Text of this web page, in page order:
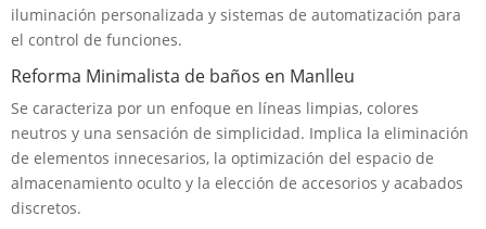
iluminación personalizada y sistemas de automatización para
el control de funciones.
Reforma Minimalista de baños en Manlleu
Se caracteriza por un enfoque en líneas limpias, colores
neutros y una sensación de simplicidad. Implica la eliminación
de elementos innecesarios, la optimización del espacio de
almacenamiento oculto y la elección de accesorios y acabados
discretos.